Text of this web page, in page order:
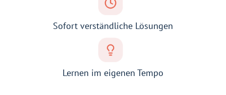
Sofort verständliche Lösungen
Lernen im eigenen Tempo